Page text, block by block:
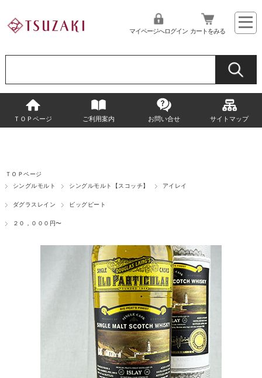
マイページへログイン カートをみる
ＴＯＰページ ご利用案内 お問い合せ サイトマップ
ＴＯＰページ
シングルモルト
シングルモルト【スコッチ】 アイレイ
ダグラスレイン ビッグピート
２０，０００円〜